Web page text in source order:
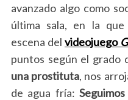
avanzado algo como
última sala, en la
escena del videojuego
puntos según el grado
una prostituta, nos
de agua fría: